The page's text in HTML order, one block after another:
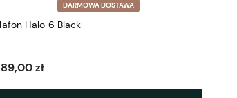
DARMOWA DOSTAWA
Halo 6 Black
zł